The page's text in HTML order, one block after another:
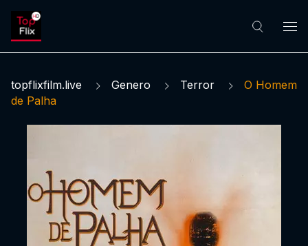
topflixfilm.live Genero Terror
O Homem
de Palha